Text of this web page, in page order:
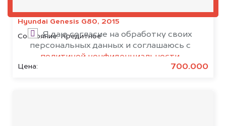
Hyundai Genesis G80, 2015
Состояние:Кредитное
Цена: 700.000
Я даю согласие на обработку своих
персональных данных и соглашаюсь с
политикой конфиденциальности